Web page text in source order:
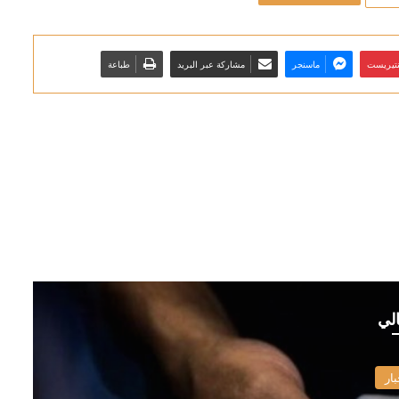
ماسنجر مشاركة عبر البريد طباعة